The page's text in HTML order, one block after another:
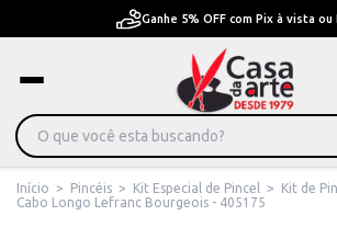
Pague em Até 6x sem juros ou ate
Início > Pincéis > Kit Especial de Pincel >
Kit de
Cabo Longo Lefranc Bourgeois - 405175